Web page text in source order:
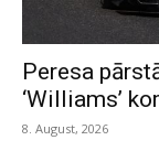
Peresa
‘Williams’
8. August, 2026